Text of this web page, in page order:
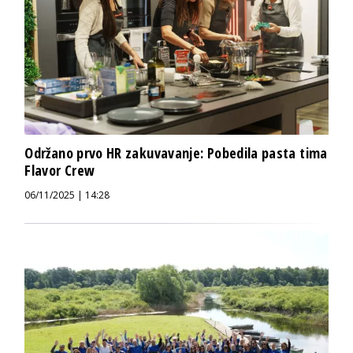
Održano prvo HR zakuvavanje: Pobedila pasta tima
Flavor Crew
06/11/2025 | 14:28